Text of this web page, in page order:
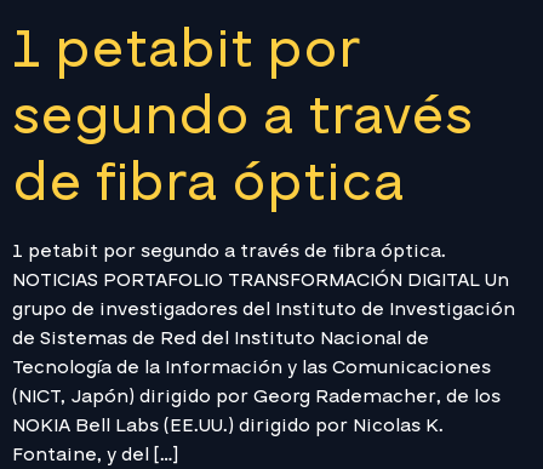
1 petabit por
segundo a través
de fibra óptica
1 petabit por segundo a través de fibra óptica.
NOTICIAS PORTAFOLIO TRANSFORMACIÓN DIGITAL Un
grupo de investigadores del Instituto de Investigación
de Sistemas de Red del Instituto Nacional de
Tecnología de la Información y las Comunicaciones
(NICT, Japón) dirigido por Georg Rademacher, de los
NOKIA Bell Labs (EE.UU.) dirigido por Nicolas K.
Fontaine, y del […]